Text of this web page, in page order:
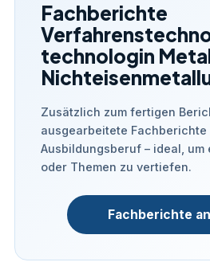
Fachberichte
technologin
Zusätzlich zum fertigen
ausgearbeitete
Ausbildungsberuf – ideal, um
oder Themen zu vertiefen.
Fachberichte